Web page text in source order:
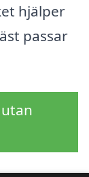
hjälper
passar